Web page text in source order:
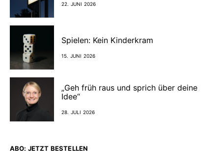
22. JUNI 2026
Spielen: Kein Kinderkram
15. JUNI 2026
„Geh früh raus und sprich über deine
Idee“
28. JULI 2026
ABO: JETZT BESTELLEN